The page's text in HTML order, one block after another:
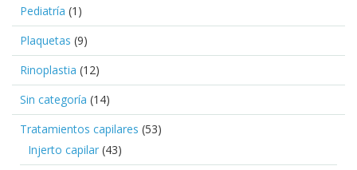
Pediatría (1)
Plaquetas (9)
Rinoplastia (12)
Sin categoría (14)
Tratamientos capilares (53)
Injerto capilar (43)